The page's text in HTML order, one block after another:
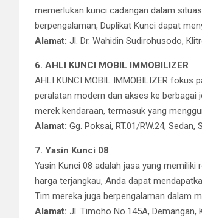
memerlukan kunci cadangan dalam
berpengalaman, Duplikat Kunci dapat
Alamat: Jl. Dr. Wahidin Sudirohusodo,
6. AHLI KUNCI MOBIL IMMOBILIZER
AHLI KUNCI MOBIL IMMOBILIZER
peralatan modern dan akses ke berbagai
merek kendaraan, termasuk yang
Alamat: Gg. Poksai, RT.01/RW.24,
7. Yasin Kunci 08
Yasin Kunci 08 adalah jasa yang memiliki
harga terjangkau, Anda dapat
Tim mereka juga berpengalaman dalam
Alamat: Jl. Timoho No.145A, Demangan,